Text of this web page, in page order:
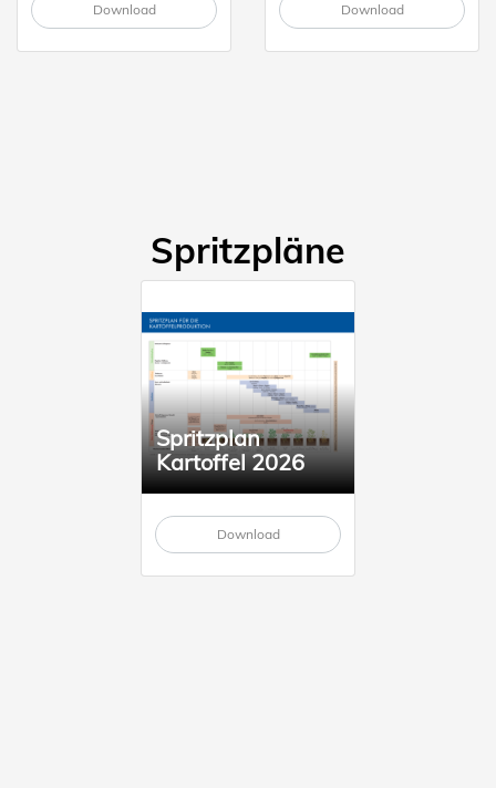
Download Download
Spritzpläne
Spritzplan
Kartoffel 2026
Download